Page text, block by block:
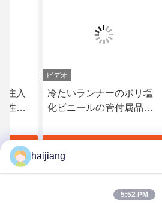
冷たいランナーのポリ塩
化ビニールの管付属品長
スチック注入型
最高 の 価格 を 入手 す
多
20
ラ
haijiang
5:52 PM